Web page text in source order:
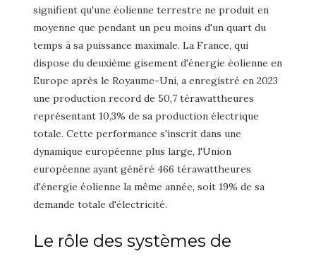
signifient qu'une éolienne terrestre ne produit en
moyenne que pendant un peu moins d'un quart du
temps à sa puissance maximale. La France, qui
dispose du deuxième gisement d'énergie éolienne en
Europe après le Royaume-Uni, a enregistré en 2023
une production record de 50,7 térawattheures
représentant 10,3% de sa production électrique
totale. Cette performance s'inscrit dans une
dynamique européenne plus large, l'Union
européenne ayant généré 466 térawattheures
d'énergie éolienne la même année, soit 19% de sa
demande totale d'électricité.
Le rôle des systèmes de